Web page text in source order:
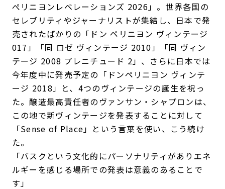
ぺリニヨンレベレーションズ 2026」。世界各国の
セレブリティやジャーナリストが集結し、日本で発
売されたばかりの「ドン ペリニヨン ヴィンテージ
017」「同 ロゼ ヴィンテージ 2010」「同 ヴィン
テージ 2008 プレニチュード 2」、さらに日本では
今年度中に発売予定の「ドンペリニヨン ヴィンテ
ージ 2018」と、4つのヴィンテージの誕生を祝っ
た。醸造最高責任者のヴァンサン・シャプロンは、
この地で新ヴィンテージを発表することに対して
「Sense of Place」という言葉を使い、こう続け
た。
「バスクという文化的にパーソナリティがありエネ
ルギーを感じる場所での発表は意義のあることで
す」